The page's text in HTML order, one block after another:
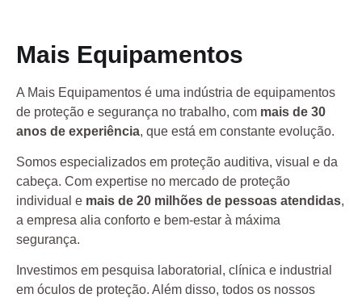
Mais Equipamentos
A Mais Equipamentos é uma indústria de equipamentos
de proteção e segurança no trabalho, com mais de 30
anos de experiência, que está em constante evolução.
Somos especializados em proteção auditiva, visual e da
cabeça. Com expertise no mercado de proteção
individual e mais de 20 milhões de pessoas atendidas,
a empresa alia conforto e bem-estar à máxima
segurança.
Investimos em pesquisa laboratorial, clínica e industrial
em óculos de proteção. Além disso, todos os nossos